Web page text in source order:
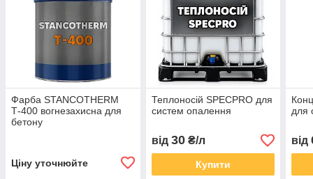
Фарба STANCOTHERM
Т-400 вогнезахисна для
бетону
Ціну уточнюйте
Теплоносій SPECPRO для
систем опалення
від 30₴/л
Купити
для
від